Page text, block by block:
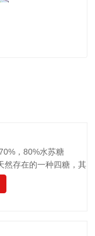
，80%水苏糖
然存在的一种四糖，其
一个葡萄糖和一个果
原性功能低聚糖，水
作为普通食品生产经